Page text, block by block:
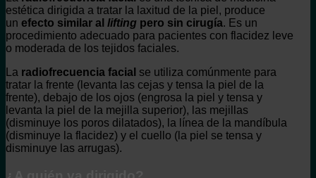
estética dirigida a tratar la laxitud de la piel, produce
un efecto similar al lifting pero sin cirugía. Es un
procedimiento adecuado para pacientes con flacidez leve
o moderada de los tejidos faciales.
La radiofrecuencia facial se utiliza comúnmente para
tratar la frente (levanta las cejas y tensa la piel de la
frente), debajo de los ojos (engrosa la piel y tensa y
levanta la piel de la mejilla superior), las mejillas
(disminuye los poros dilatados), la línea de la mandíbula
(disminuye la flacidez) y el cuello (la piel se tensa y
disminuye las arrugas).